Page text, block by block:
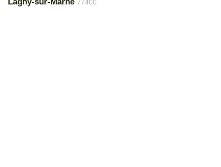
77400